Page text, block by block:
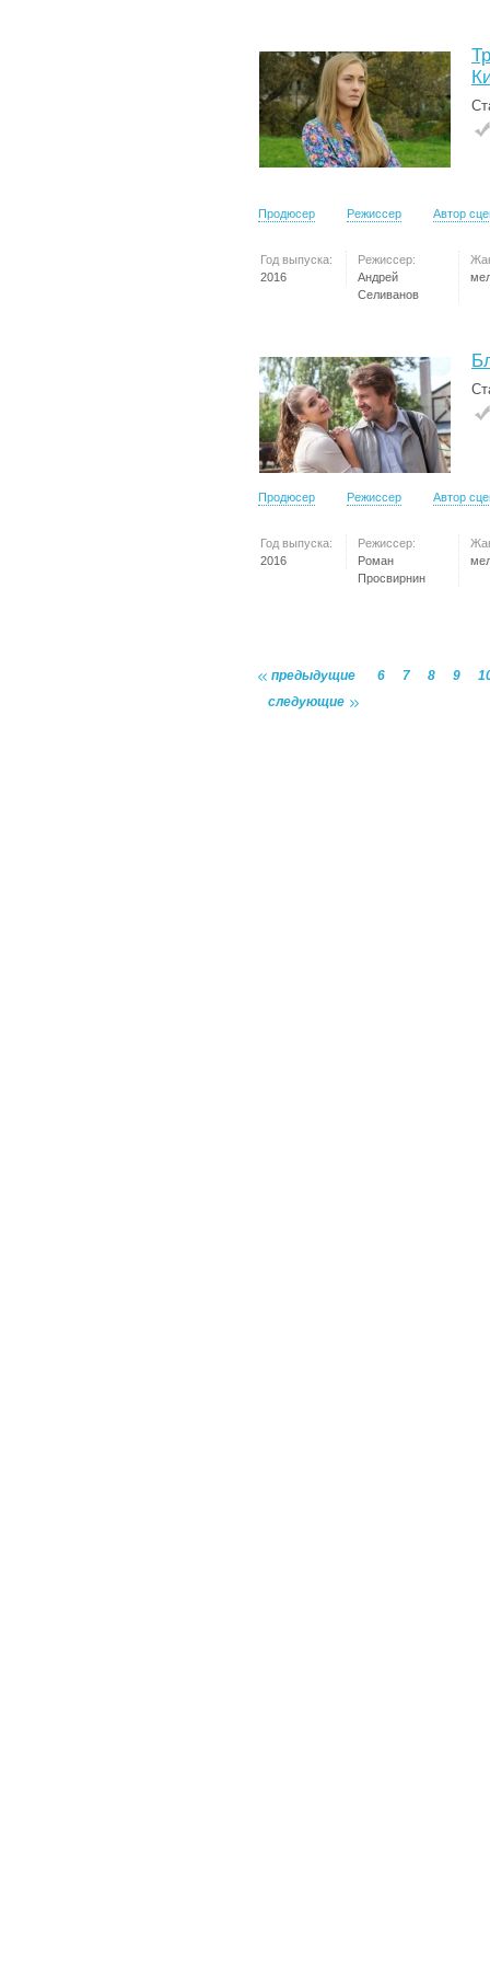
Продюсер Режиссер Автор
Год выпуска:
2016
Режиссер:
Андрей
Селиванов
Продюсер Режиссер Автор
Год выпуска:
2016
Режиссер:
Роман
Просвирнин
предыдущие 6 7 8 9
следующие